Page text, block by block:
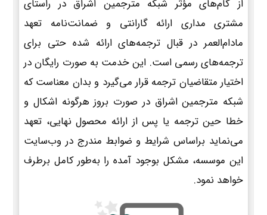
از گام‌های مؤثر شبکه مترجمین اشراق در راستای
مشتری مداری ارائه گارانتی و ضمانت‌نامه تعهد
مادام‌العمر در قبال ترجمه‌های ارائه شده حتی برای
ترجمه‌های رسمی است. این خدمت به صورت رایگان در
اختیار متقاضیان ترجمه قرار می‌گیرد و بدان معناست که
شبکه مترجمین اشراق در صورت بروز هرگونه اشکال و
خطا حین ترجمه یا پس از ارائه محصول نهایی، تعهد
می‌نماید براساس شرایط و ضوابط مندرج در وب‌سایت
این موسسه، مشکل بوجود آمده را به‌طور کامل برطرف
خواهد نمود.